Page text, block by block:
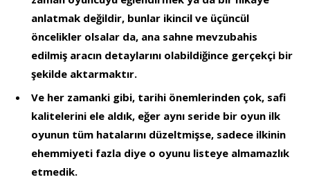
anlatmak değildir, bunlar ikincil ve üçüncül
öncelikler olsalar da, ana sahne mevzubahis
edilmiş aracın detaylarını olabildiğince gerçekçi bir
şekilde aktarmaktır.
Ve her zamanki gibi, tarihi önemlerinden çok, safi
kalitelerini ele aldık, eğer aynı seride bir oyun ilk
oyunun tüm hatalarını düzeltmişse, sadece ilkinin
ehemmiyeti fazla diye o oyunu listeye almamazlık
etmedik.